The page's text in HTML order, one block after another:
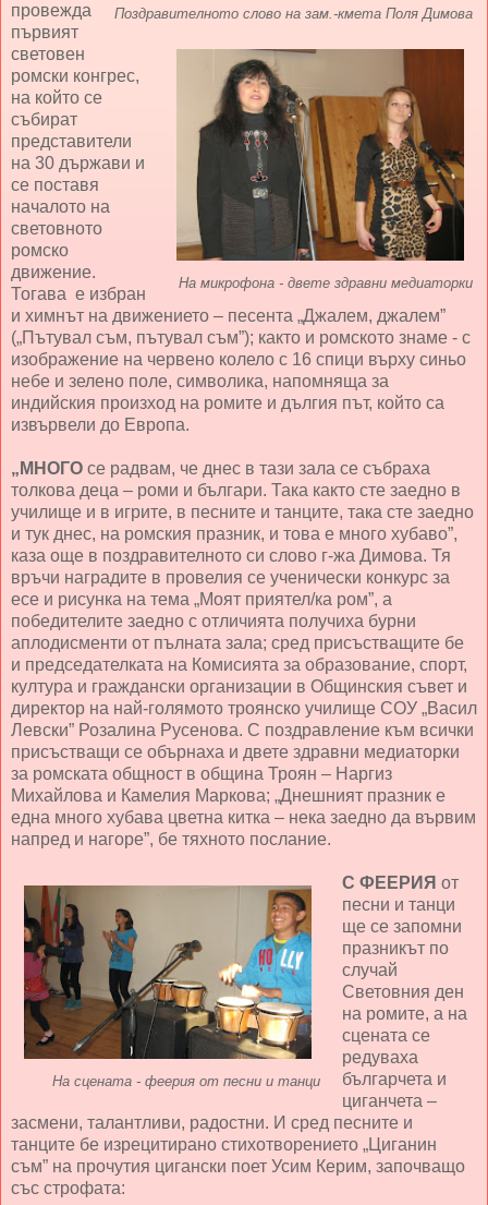
Поздравителното слово на зам.-кмета Поля Димова
На микрофона - двете здравни медиаторки
провежда
първият
световен
ромски конгрес,
на който се
събират
представители
на 30 държави и
се поставя
началото на
световното
ромско
движение.
Тогава е избран
и химнът на движението – песента „Джалем, джалем”
(„Пътувал съм, пътувал съм”); както и ромското знаме - с
изображение на червено колело с 16 спици върху синьо
небе и зелено поле, символика, напомняща за
индийския произход на ромите и дългия път, който са
извървели до Европа.
„МНОГО се радвам, че днес в тази зала се събраха
толкова деца – роми и българи. Така както сте заедно в
училище и в игрите, в песните и танците, така сте заедно
и тук днес, на ромския празник, и това е много хубаво”,
каза още в поздравителното си слово г-жа Димова. Тя
връчи наградите в провелия се ученически конкурс за
есе и рисунка на тема „Моят приятел/ка ром”, а
победителите заедно с отличията получиха бурни
аплодисменти от пълната зала; сред присъстващите бе
и председателката на Комисията за образование, спорт,
култура и граждански организации в Общинския съвет и
директор на най-голямото троянско училище СОУ „Васил
Левски” Розалина Русенова. С поздравление към всички
присъстващи се обърнаха и двете здравни медиаторки
за ромската общност в община Троян – Наргиз
Михайлова и Камелия Маркова; „Днешният празник е
една много хубава цветна китка – нека заедно да вървим
напред и нагоре”, бе тяхното послание.
На сцената - феерия от песни и танци
С ФЕЕРИЯ от
песни и танци
ще се запомни
празникът по
случай
Световния ден
на ромите, а на
сцената се
редуваха
българчета и
циганчета –
засмени, талантливи, радостни. И сред песните и
танците бе изрецитирано стихотворението „Циганин
съм” на прочутия цигански поет Усим Керим, започващо
със строфата: